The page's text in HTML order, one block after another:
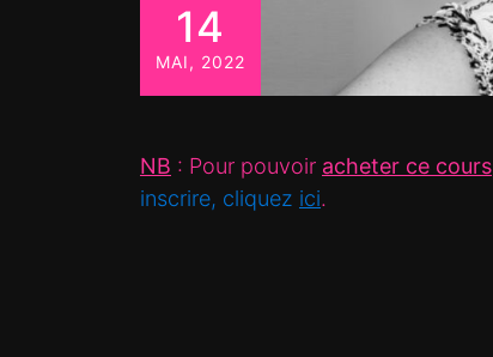
14
MAI, 2022
NB : Pour pouvoir acheter ce cours
inscrire, cliquez ici.